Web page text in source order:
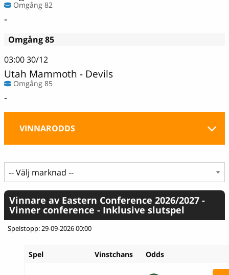
Omgång 82
-
Omgång 85
03:0030/12
Utah Mammoth - Devils
Omgång 85
-
VINNARODDS
Vinnare av Eastern Conference 2026/2027 -
Vinner conference - Inklusive slutspel
Spelstopp: 29-09-2026 00:00
Spel Vinstchans Odds